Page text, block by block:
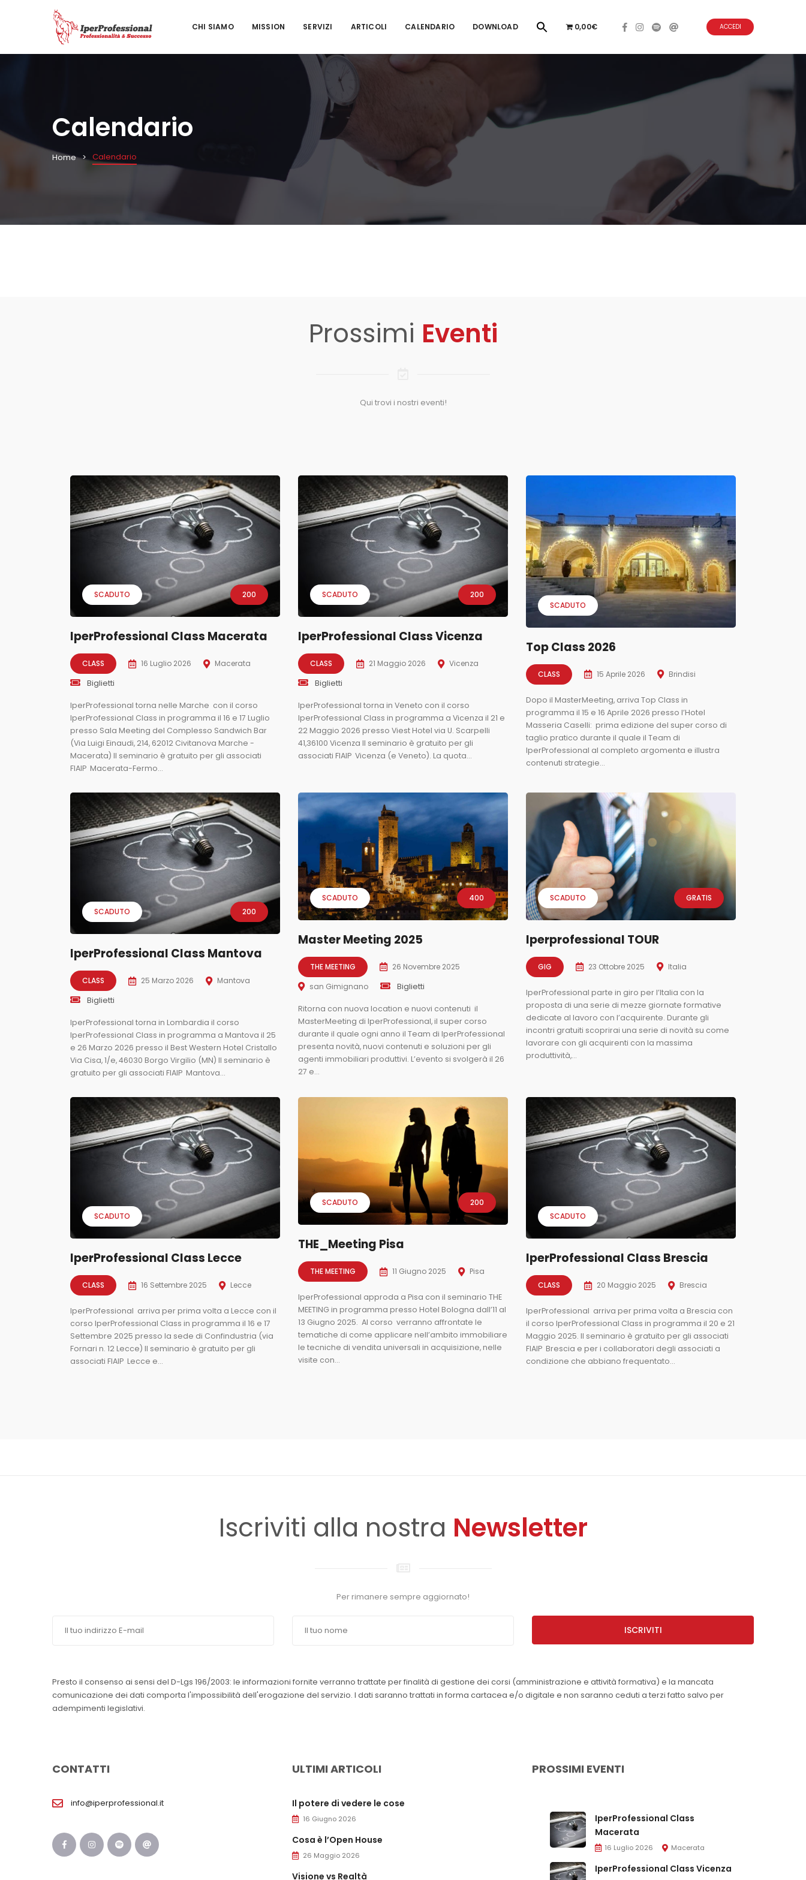
CHI SIAMO MISSION SERVIZI ARTICOLI CALENDARIO DOWNLOAD 0,00€ ACCEDI
Calendario
Home Calendario
Prossimi Eventi
Qui trovi i nostri eventi!
SCADUTO 200
IperProfessional Class Macerata
CLASS 16 Luglio 2026 Macerata
Biglietti
IperProfessional torna nelle Marche con il corso
IperProfessional Class in programma il 16 e 17 Luglio
presso Sala Meeting del Complesso Sandwich Bar
(Via Luigi Einaudi, 214, 62012 Civitanova Marche -
Macerata) Il seminario è gratuito per gli associati
FIAIP Macerata-Fermo...
SCADUTO 200
IperProfessional Class Vicenza
CLASS 21 Maggio 2026 Vicenza
Biglietti
IperProfessional torna in Veneto con il corso
IperProfessional Class in programma a Vicenza il 21 e
22 Maggio 2026 presso Viest Hotel via U. Scarpelli
41,36100 Vicenza Il seminario è gratuito per gli
associati FIAIP Vicenza (e Veneto). La quota...
SCADUTO
Top Class 2026
CLASS 15 Aprile 2026 Brindisi
Dopo il MasterMeeting, arriva Top Class in
programma il 15 e 16 Aprile 2026 presso l’Hotel
Masseria Caselli: prima edizione del super corso di
taglio pratico durante il quale il Team di
IperProfessional al completo argomenta e illustra
contenuti strategie...
SCADUTO 200
IperProfessional Class Mantova
CLASS 25 Marzo 2026 Mantova
Biglietti
IperProfessional torna in Lombardia il corso
IperProfessional Class in programma a Mantova il 25
e 26 Marzo 2026 presso il Best Western Hotel Cristallo
Via Cisa, 1/e, 46030 Borgo Virgilio (MN) Il seminario è
gratuito per gli associati FIAIP Mantova...
SCADUTO 400
Master Meeting 2025
THE MEETING
26 Novembre 2025
san Gimignano
Biglietti
Ritorna con nuova location e nuovi contenuti il
MasterMeeting di IperProfessional, il super corso
durante il quale ogni anno il Team di IperProfessional
presenta novità, nuovi contenuti e soluzioni per gli
agenti immobiliari produttivi. L’evento si svolgerà il 26
27 e...
SCADUTO GRATIS
Iperprofessional TOUR
GIG 23 Ottobre 2025 Italia
IperProfessional parte in giro per l’Italia con la
proposta di una serie di mezze giornate formative
dedicate al lavoro con l’acquirente. Durante gli
incontri gratuiti scoprirai una serie di novità su come
lavorare con gli acquirenti con la massima
produttività,...
SCADUTO
IperProfessional Class Lecce
CLASS 16 Settembre 2025 Lecce
IperProfessional arriva per prima volta a Lecce con il
corso IperProfessional Class in programma il 16 e 17
Settembre 2025 presso la sede di Confindustria (via
Fornari n. 12 Lecce) Il seminario è gratuito per gli
associati FIAIP Lecce e...
SCADUTO 200
THE_Meeting Pisa
THE MEETING 11 Giugno 2025 Pisa
IperProfessional approda a Pisa con il seminario THE
MEETING in programma presso Hotel Bologna dall’11 al
13 Giugno 2025. Al corso verranno affrontate le
tematiche di come applicare nell’ambito immobiliare
le tecniche di vendita universali in acquisizione, nelle
visite con...
SCADUTO
IperProfessional Class Brescia
CLASS 20 Maggio 2025 Brescia
IperProfessional arriva per prima volta a Brescia con
il corso IperProfessional Class in programma il 20 e 21
Maggio 2025. Il seminario è gratuito per gli associati
FIAIP Brescia e per i collaboratori degli associati a
condizione che abbiano frequentato...
Iscriviti alla nostra Newsletter
Per rimanere sempre aggiornato!
ISCRIVITI
Presto il consenso ai sensi del D-Lgs 196/2003: le informazioni fornite verranno trattate per finalità di gestione dei corsi (amministrazione e attività formativa) e la mancata
comunicazione dei dati comporta l'impossibilità dell'erogazione del servizio. I dati saranno trattati in forma cartacea e/o digitale e non saranno ceduti a terzi fatto salvo per
adempimenti legislativi.
CONTATTI
info@iperprofessional.it
ULTIMI ARTICOLI
Il potere di vedere le cose
16 Giugno 2026
Cosa è l’Open House
26 Maggio 2026
Visione vs Realtà
PROSSIMI EVENTI
IperProfessional Class
Macerata
16 Luglio 2026 Macerata
IperProfessional Class Vicenza